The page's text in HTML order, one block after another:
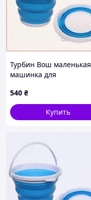
Турбин Вош маленькая
машинка для
540 ₴
Купить